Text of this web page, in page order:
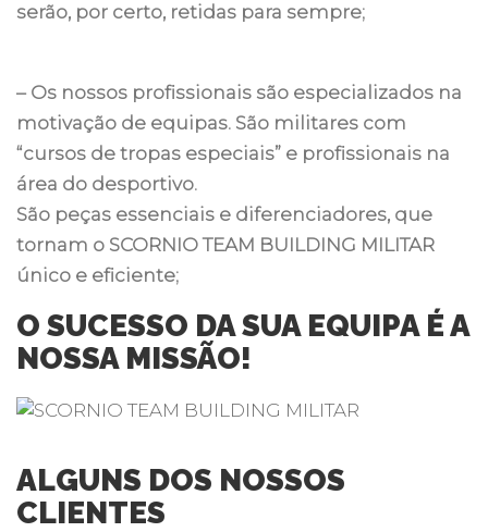
serão, por certo, retidas para sempre;
– Os nossos profissionais são especializados na
motivação de equipas. São militares com
“cursos de tropas especiais” e profissionais na
área do desportivo.
São peças essenciais e diferenciadores, que
tornam o SCORNIO TEAM BUILDING MILITAR
único e eficiente;
O SUCESSO DA SUA EQUIPA É A
NOSSA MISSÃO!
ALGUNS DOS NOSSOS
CLIENTES